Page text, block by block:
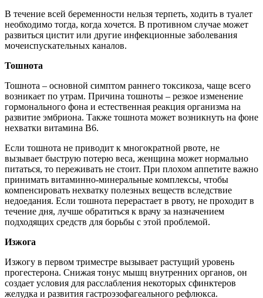
В течение всей беременности нельзя терпеть, ходить в туалет
необходимо тогда, когда хочется. В противном случае может
развиться цистит или другие инфекционные заболевания
мочеиспускательных каналов.
Тошнота
Тошнота – основной симптом раннего токсикоза, чаще всего
возникает по утрам. Причина тошноты – резкое изменение
гормонального фона и естественная реакция организма на
развитие эмбриона. Также тошнота может возникнуть на фоне
нехватки витамина В6.
Если тошнота не приводит к многократной рвоте, не
вызывает быструю потерю веса, женщина может нормально
питаться, то переживать не стоит. При плохом аппетите важно
принимать витаминно-минеральные комплексы, чтобы
компенсировать нехватку полезных веществ вследствие
недоедания. Если тошнота перерастает в рвоту, не проходит в
течение дня, лучше обратиться к врачу за назначением
подходящих средств для борьбы с этой проблемой.
Изжога
Изжогу в первом триместре вызывает растущий уровень
прогестерона. Снижая тонус мышц внутренних органов, он
создает условия для расслабления некоторых сфинктеров
желудка и развития гастроэзофагеального рефлюкса.